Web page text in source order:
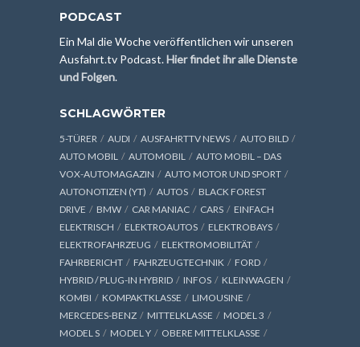
PODCAST
Ein Mal die Woche veröffentlichen wir unseren
Ausfahrt.tv Podcast. Hier findet ihr alle Dienste
und Folgen.
SCHLAGWÖRTER
5-TÜRER AUDI AUSFAHRTTV NEWS
AUTO BILD
AUTO MOBIL
AUTOMOBIL
AUTO MOBIL – DAS
VOX-AUTOMAGAZIN
AUTO MOTOR UND SPORT
AUTONOTIZEN (YT)
AUTOS
BLACK FOREST
DRIVE
BMW CAR MANIAC CARS
EINFACH
ELEKTRISCH
ELEKTROAUTOS
ELEKTROBAYS
ELEKTROFAHRZEUG
ELEKTROMOBILITÄT
FAHRBERICHT
FAHRZEUGTECHNIK
FORD
HYBRID / PLUG-IN HYBRID
INFOS
KLEINWAGEN
KOMBI
KOMPAKTKLASSE
LIMOUSINE
MERCEDES-BENZ
MITTELKLASSE
MODEL 3
MODEL S
MODEL Y
OBERE MITTELKLASSE